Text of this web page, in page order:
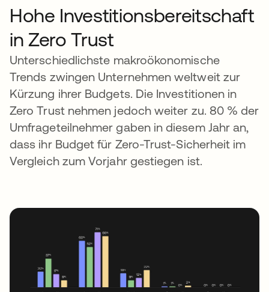
Hohe Investitionsbereitschaft
in Zero Trust
Unterschiedlichste makroökonomische
Trends zwingen Unternehmen weltweit zur
Kürzung ihrer Budgets. Die Investitionen in
Zero Trust nehmen jedoch weiter zu. 80 % der
Umfrageteilnehmer gaben in diesem Jahr an,
dass ihr Budget für Zero-Trust-Sicherheit im
Vergleich zum Vorjahr gestiegen ist.